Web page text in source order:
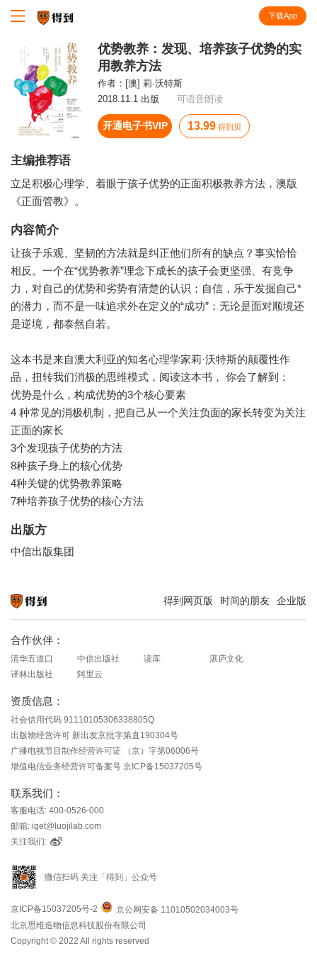
下载App
优势教养：发现、培养孩子优势的实
用教养方法
作者： [澳] 莉·沃特斯
2018.11.1 出版
可语音朗读
开通电子书VIP 13.99 得到贝
主编推荐语
立足积极心理学、着眼于孩子优势的正面积极教养方法，澳版
《正面管教》。
内容简介
让孩子乐观、坚韧的方法就是纠正他们所有的缺点？事实恰恰
相反。一个在“优势教养”理念下成长的孩子会更坚强、有竞争
力，对自己的优势和劣势有清楚的认识；自信，乐于发掘自己*
的潜力，而不是一味追求外在定义的“成功”；无论是面对顺境还
是逆境，都泰然自若。
这本书是来自澳大利亚的知名心理学家莉·沃特斯的颠覆性作
品，扭转我们消极的思维模式，阅读这本书， 你会了解到：
优势是什么，构成优势的3个核心要素
4 种常见的消极机制，把自己从一个关注负面的家长转变为关注
正面的家长
3个发现孩子优势的方法
8种孩子身上的核心优势
4种关键的优势教养策略
7种培养孩子优势的核心方法
出版方
中信出版集团
得到网页版 时间的朋友 企业版
合作伙伴：
清华五道口 中信出版社 读库
湛庐文化
译林出版社
阿里云
资质信息：
社会信用代码 91110105306338805Q
出版物经营许可 新出发京批字第直190304号
广播电视节目制作经营许可证 （京）字第06006号
增值电信业务经营许可备案号 京ICP备15037205号
联系我们：
客服电话: 400-0526-000
邮箱: iget@luojilab.com
关注我们:
微信扫码 关注「得到」公众号
京ICP备15037205号-2
京公网安备 11010502034003号
北京思维造物信息科技股份有限公司
Copyright © 2022 All rights reserved